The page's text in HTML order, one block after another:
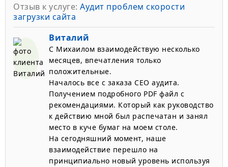
Отзыв к услуге: Аудит проблем скорости
загрузки сайта
Виталий
С Михаилом взаимодействую несколько
месяцев, впечатления только
положительные.
Началось все с заказа СЕО аудита.
Получением подробного PDF файл с
рекомендациями. Который как руководство
к действию мной был распечатан и занял
место в куче бумаг на моем столе.
На сегодняшний момент, наше
взаимодействие перешло на
принципиально новый уровень используя